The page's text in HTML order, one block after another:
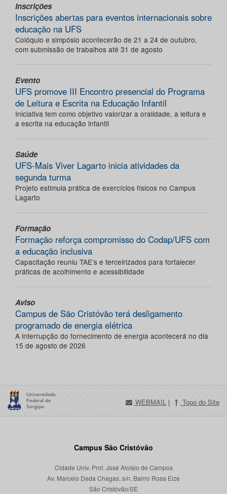
Inscrições
Inscrições abertas para eventos internacionais sobre
educação na UFS
Colóquio e simpósio acontecerão de 21 a 24 de outubro,
com submissão de trabalhos até 31 de agosto
Evento
UFS promove III Encontro presencial do Programa
de Leitura e Escrita na Educação Infantil
Iniciativa tem como objetivo valorizar a oralidade, a leitura e
a escrita na educação infantil
Saúde
UFS-Mais Viver Lagarto inicia atividades da
segunda turma
Projeto estimula prática de exercícios físicos no Campus
Lagarto
Formação
Formação reforça compromisso do Codap/UFS com
a educação inclusiva
Capacitação reuniu TAE’s e terceirizados para fortalecer
práticas de acolhimento e acessibilidade
Aviso
Campus de São Cristóvão terá desligamento
programado de energia elétrica
A interrupção do fornecimento de energia acontecerá no dia
15 de agosto de 2026
WEBMAIL | Topo do Site
Campus São Cristóvão
Cidade Univ. Prof. José Aloísio de Campos
Av. Marcelo Deda Chagas, s/n, Bairro Rosa Elze
São Cristóvão/SE